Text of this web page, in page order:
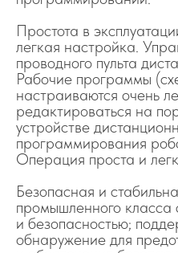
Простота в
легкая настройка.
проводного пульта
Рабочие программы
настраиваются очень
редактироваться на
устройстве
программирования
Операция проста и
Безопасная и
промышленного
и безопасностью;
обнаружение для